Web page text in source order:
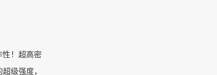
！超高密
级强度，